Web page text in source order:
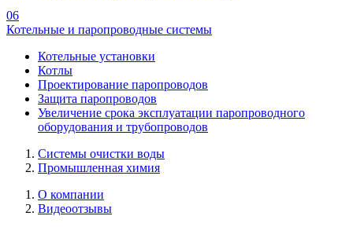
06
Котельные и паропроводные системы
Котельные установки
Котлы
Проектирование паропроводов
Защита паропроводов
Увеличение срока эксплуатации паропроводного
оборудования и трубопроводов
Системы очистки воды
Промышленная химия
О компании
Видеоотзывы